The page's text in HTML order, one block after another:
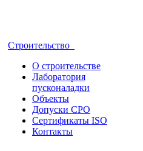
Строительство
О строительстве
Лаборатория
пусконаладки
Объекты
Допуски СРО
Сертификаты ISO
Контакты